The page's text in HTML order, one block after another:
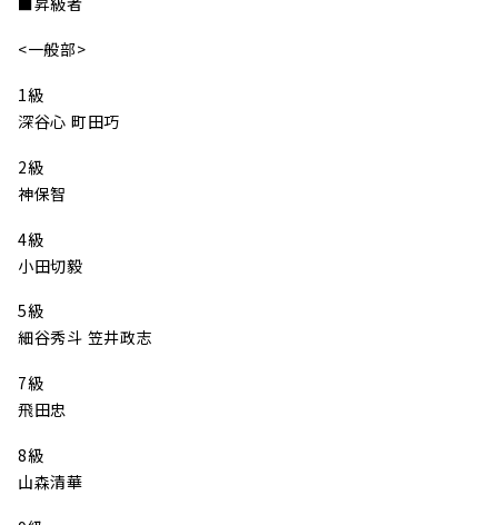
<一般部>
1級
深谷心 町田巧
2級
神保智
4級
小田切毅
5級
細谷秀斗 笠井政志
7級
飛田忠
8級
山森清華